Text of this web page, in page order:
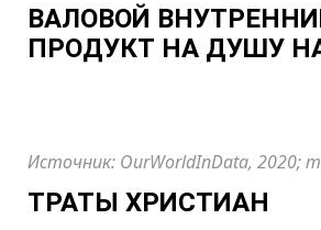
ВАЛОВОЙ
ПРОДУКТ НА ДУШУ
Источник: OurWorldInData, 2020;
ТРАТЫ ХРИСТИАН